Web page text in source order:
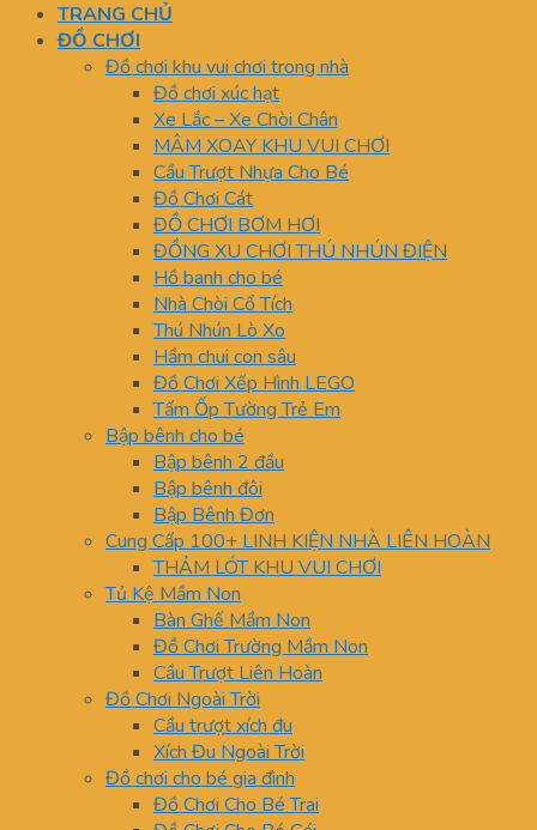
TRANG CHỦ
ĐỒ CHƠI
Đồ chơi khu vui chơi trong nhà
Đồ chơi xúc hạt
Xe Lắc – Xe Chòi Chân
MÂM XOAY KHU VUI CHƠI
Cầu Trượt Nhựa Cho Bé
Đồ Chơi Cát
ĐỒ CHƠI BƠM HƠI
ĐỒNG XU CHƠI THÚ NHÚN ĐIỆN
Hồ banh cho bé
Nhà Chòi Cổ Tích
Thú Nhún Lò Xo
Hầm chui con sâu
Đồ Chơi Xếp Hình LEGO
Tấm Ốp Tường Trẻ Em
Bập bênh cho bé
Bập bênh 2 đầu
Bập bênh đôi
Bập Bênh Đơn
Cung Cấp 100+ LINH KIỆN NHÀ LIÊN HOÀN
THẢM LÓT KHU VUI CHƠI
Tủ Kệ Mầm Non
Bàn Ghế Mầm Non
Đồ Chơi Trường Mầm Non
Cầu Trượt Liên Hoàn
Đồ Chơi Ngoài Trời
Cầu trượt xích đu
Xích Đu Ngoài Trời
Đồ chơi cho bé gia đình
Đồ Chơi Cho Bé Trai